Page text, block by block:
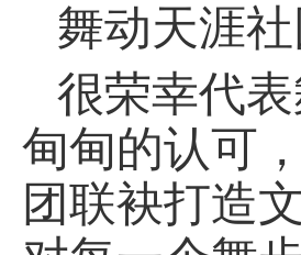
舞动天涯
很荣幸代
甸甸的认可
团联袂打造